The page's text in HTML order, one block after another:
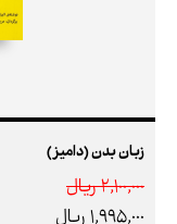
زبان بدن (دامیز)
2,100,000 ريال